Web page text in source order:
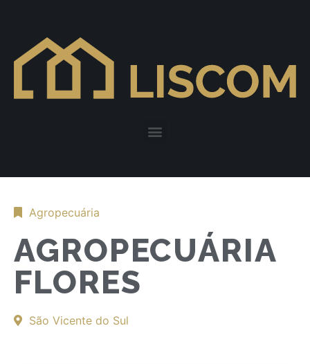
Agropecuária
AGROPECUÁRIA
FLORES
São Vicente do Sul